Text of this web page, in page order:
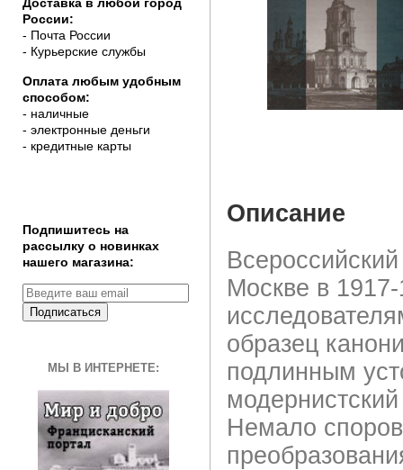
Описание
Москве в
образец
подлинным
Немало
России:
- Почта России
- Курьерские службы
Оплата любым удобным
способом:
- наличные
- электронные деньги
- кредитные карты
Подпишитесь на
рассылку о новинках
нашего магазина:
Подписаться
МЫ В ИНТЕРНЕТЕ: